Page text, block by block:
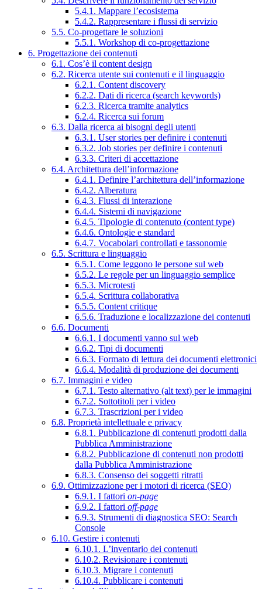
5.4.1. Mappare l’ecosistema
5.4.2. Rappresentare i flussi di servizio
5.5. Co-progettare le soluzioni
5.5.1. Workshop di co-progettazione
6. Progettazione dei contenuti
6.1. Cos’è il content design
6.2. Ricerca utente sui contenuti e il linguaggio
6.2.1. Content discovery
6.2.2. Dati di ricerca (search keywords)
6.2.3. Ricerca tramite analytics
6.2.4. Ricerca sui forum
6.3. Dalla ricerca ai bisogni degli utenti
6.3.1. User stories per definire i contenuti
6.3.2. Job stories per definire i contenuti
6.3.3. Criteri di accettazione
6.4. Architettura dell’informazione
6.4.1. Definire l’architettura dell’informazione
6.4.2. Alberatura
6.4.3. Flussi di interazione
6.4.4. Sistemi di navigazione
6.4.5. Tipologie di contenuto (content type)
6.4.6. Ontologie e standard
6.4.7. Vocabolari controllati e tassonomie
6.5. Scrittura e linguaggio
6.5.1. Come leggono le persone sul web
6.5.2. Le regole per un linguaggio semplice
6.5.3. Microtesti
6.5.4. Scrittura collaborativa
6.5.5. Content critique
6.5.6. Traduzione e localizzazione dei contenuti
6.6. Documenti
6.6.1. I documenti vanno sul web
6.6.2. Tipi di documenti
6.6.3. Formato di lettura dei documenti elettronici
6.6.4. Modalità di produzione dei documenti
6.7. Immagini e video
6.7.1. Testo alternativo (alt text) per le immagini
6.7.2. Sottotitoli per i video
6.7.3. Trascrizioni per i video
6.8. Proprietà intellettuale e privacy
6.8.1. Pubblicazione di contenuti prodotti dalla
Pubblica Amministrazione
6.8.2. Pubblicazione di contenuti non prodotti
dalla Pubblica Amministrazione
6.8.3. Consenso dei soggetti ritratti
6.9. Ottimizzazione per i motori di ricerca (SEO)
6.9.1. I fattori on-page
6.9.2. I fattori off-page
6.9.3. Strumenti di diagnostica SEO: Search
Console
6.10. Gestire i contenuti
6.10.1. L’inventario dei contenuti
6.10.2. Revisionare i contenuti
6.10.3. Migrare i contenuti
6.10.4. Pubblicare i contenuti